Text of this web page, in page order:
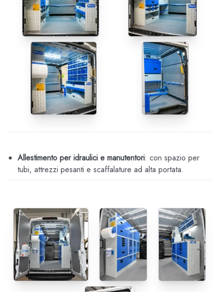
Allestimento per idraulici e manutentori: con spazio per
tubi, attrezzi pesanti e scaffalature ad alta portata.